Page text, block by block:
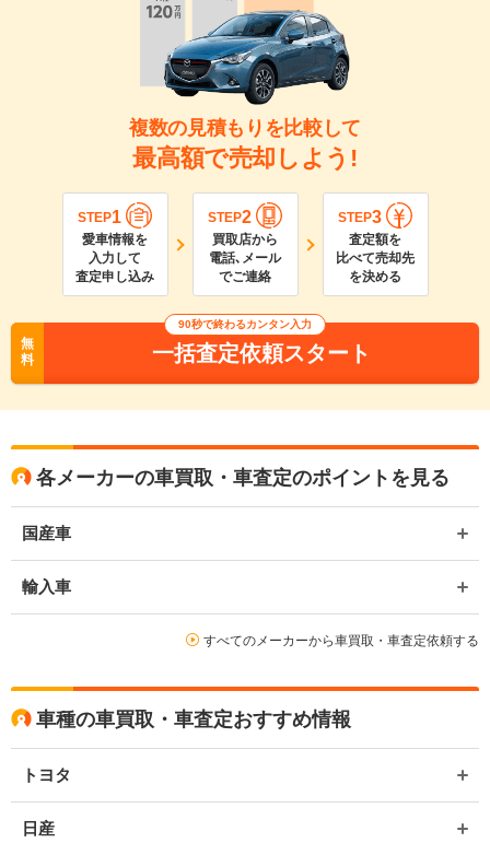
複数の見積もりを比較して
最高額で売却しよう!
STEP1
愛車情報を
入力して
査定申し込み
STEP2
買取店から
電話､メール
でご連絡
STEP3
査定額を
比べて売却先
を決める
無
料
90秒で終わるカンタン入力
一括査定依頼スタート
各メーカーの車買取・車査定のポイントを見る
国産車
輸入車
すべてのメーカーから車買取・車査定依頼する
車種の車買取・車査定おすすめ情報
トヨタ
日産